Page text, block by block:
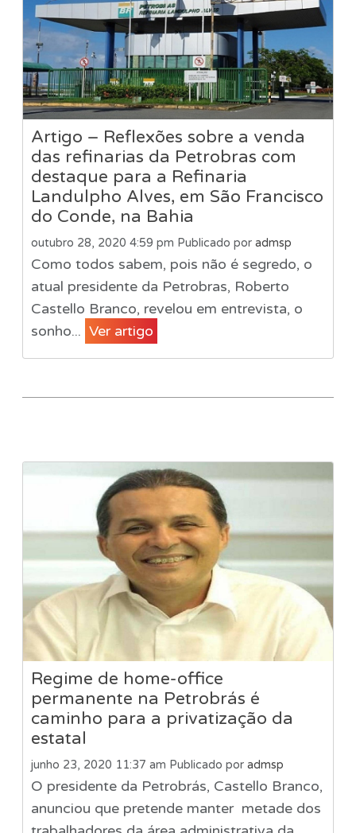
Artigo – Reflexões sobre a venda
das refinarias da Petrobras com
destaque para a Refinaria
Landulpho Alves, em São Francisco
do Conde, na Bahia
outubro 28, 2020 4:59 pm Publicado por admsp
Como todos sabem, pois não é segredo, o
atual presidente da Petrobras, Roberto
Castello Branco, revelou em entrevista, o
sonho... Ver artigo
Regime de home-office
permanente na Petrobrás é
caminho para a privatização da
estatal
junho 23, 2020 11:37 am Publicado por admsp
O presidente da Petrobrás, Castello Branco,
anunciou que pretende manter metade dos